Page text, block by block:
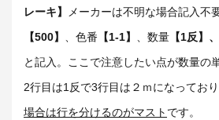
レーキ】
メーカーは不明な場合記入不
【500】 、色番 【1-1】 、数量 【1反】、
と記入。ここで注意したい点が数量の
2行目は1反で3行目は２ｍになっており
場合は行を分けるのがマスト です。